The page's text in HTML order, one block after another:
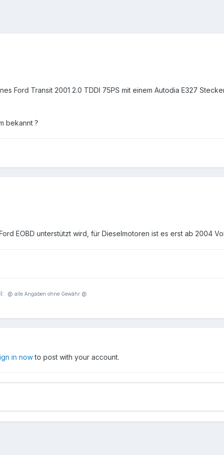
Ford Transit 2001 2.0 TDDI 75PS mit einem Autodia E327
bekannt ?
EOBD unterstützt wird, für Dieselmotoren ist es erst ab 2004
@ alle Angaben ohne Gewähr @
in nowto post with your account.